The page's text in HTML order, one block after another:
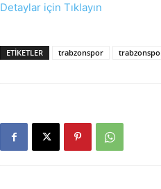
Detaylar için Tıklayın
ETIKETLER trabzonspor